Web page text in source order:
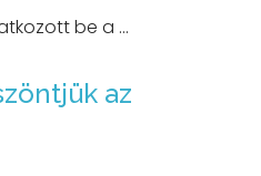
be a ...
az